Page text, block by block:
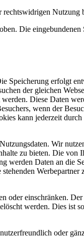
Nutzung
Die
Speicherung erfolgt
der gleichen
Diese Daten
wenn der
kann jederzeit
Wir
zu bieten. Die von
werden Daten an die
oder einschränken.
werden. Dies ist
oder